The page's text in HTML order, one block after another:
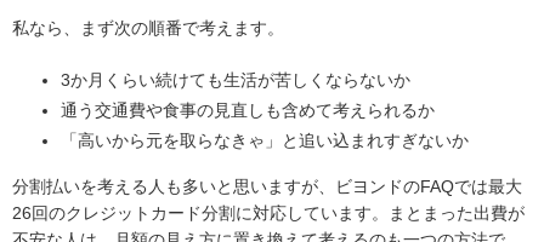
私なら、まず次の順番で考えます。
3か月くらい続けても生活が苦しくならないか
通う交通費や食事の見直しも含めて考えられるか
「高いから元を取らなきゃ」と追い込まれすぎないか
分割払いを考える人も多いと思いますが、ビヨンドのFAQでは最大
26回のクレジットカード分割に対応しています。まとまった出費が